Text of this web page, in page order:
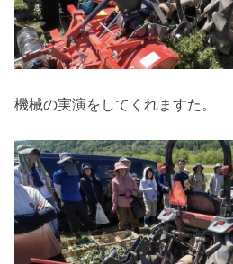
機械の実演をしてくれますた。